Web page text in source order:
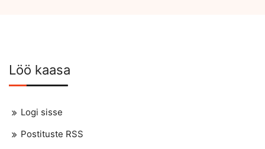
Löö kaasa
Logi sisse
Postituste RSS